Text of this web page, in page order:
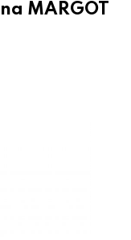
MARGOT